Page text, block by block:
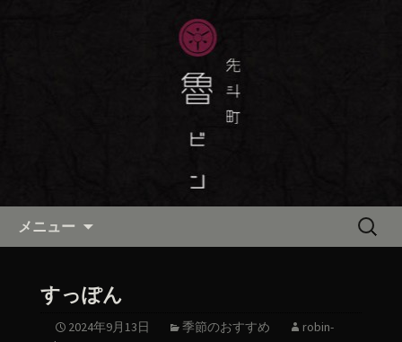
京都・先斗町の京料理・和食
「魯ビン（ろびん）」の公式ブ
京都・先斗町の京町家で美味しい季節
の京料理・和食が自慢の「魯ビン（ろ
びん）」がお店からのお知らせや、お
料理について最新情報をおとどけしま
メニュー
検
すっぽん
2024年9月13日 季節のおすすめ
robin-